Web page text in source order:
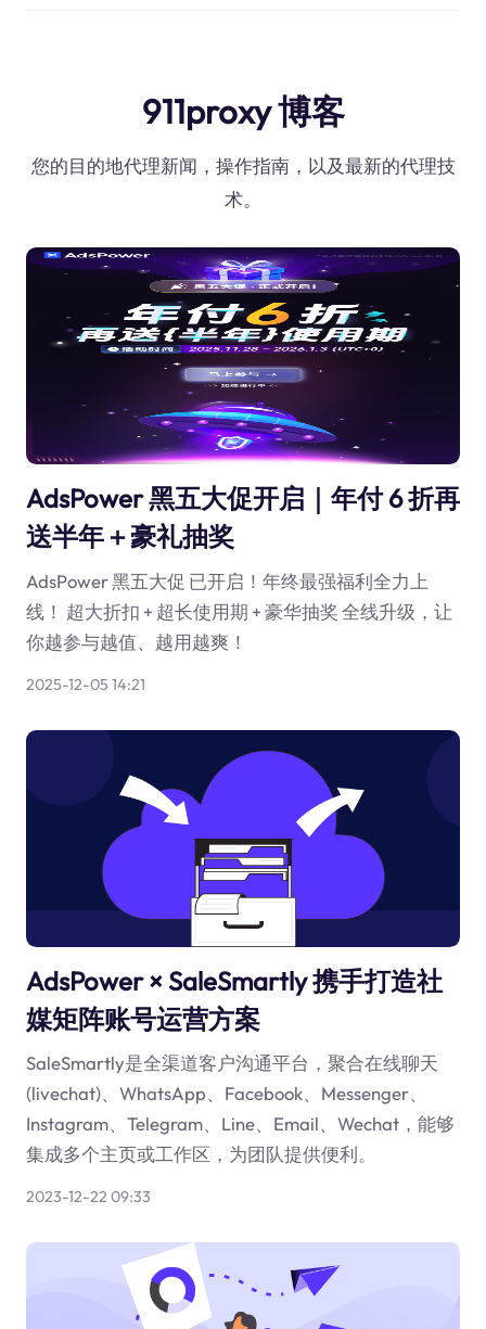
911proxy 博客
您的目的地代理新闻，操作指南，以及最新的代理技
术。
AdsPower 黑五大促开启｜年付 6 折再
送半年＋豪礼抽奖
AdsPower 黑五大促 已开启！年终最强福利全力上
线！ 超大折扣 + 超长使用期 + 豪华抽奖 全线升级，让
你越参与越值、越用越爽！
2025-12-05 14:21
AdsPower × SaleSmartly 携手打造社
媒矩阵账号运营方案
SaleSmartly是全渠道客户沟通平台，聚合在线聊天
(livechat)、WhatsApp、Facebook、Messenger、
Instagram、Telegram、Line、Email、Wechat，能够
集成多个主页或工作区，为团队提供便利。
2023-12-22 09:33